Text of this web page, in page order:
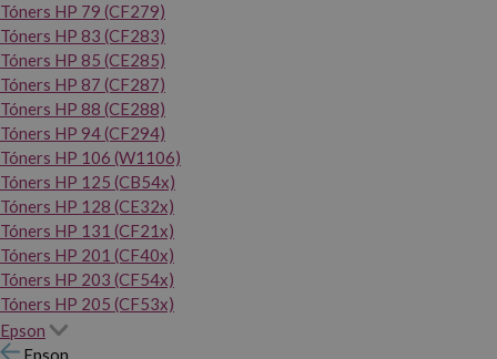
Tóners HP 79 (CF279)
Tóners HP 83 (CF283)
Tóners HP 85 (CE285)
Tóners HP 87 (CF287)
Tóners HP 88 (CE288)
Tóners HP 94 (CF294)
Tóners HP 106 (W1106)
Tóners HP 125 (CB54x)
Tóners HP 128 (CE32x)
Tóners HP 131 (CF21x)
Tóners HP 201 (CF40x)
Tóners HP 203 (CF54x)
Tóners HP 205 (CF53x)
Epson
Epson